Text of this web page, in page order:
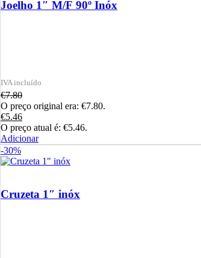
Joelho 1″ M/F 90º Inóx
€7.80
O preço original era: €7.80.
€5.46
O preço atual é: €5.46.
Adicionar
-30%
Cruzeta 1″ inóx